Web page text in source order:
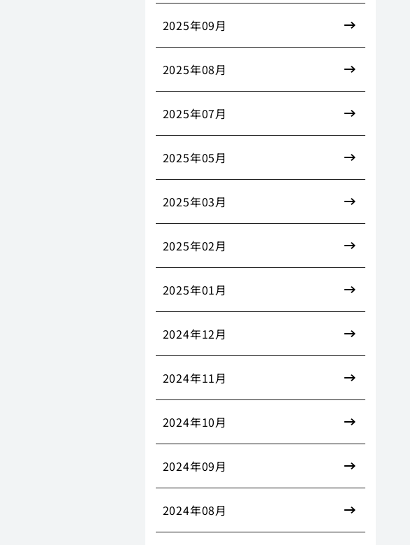
2025年09月
2025年08月
2025年07月
2025年05月
2025年03月
2025年02月
2025年01月
2024年12月
2024年11月
2024年10月
2024年09月
2024年08月